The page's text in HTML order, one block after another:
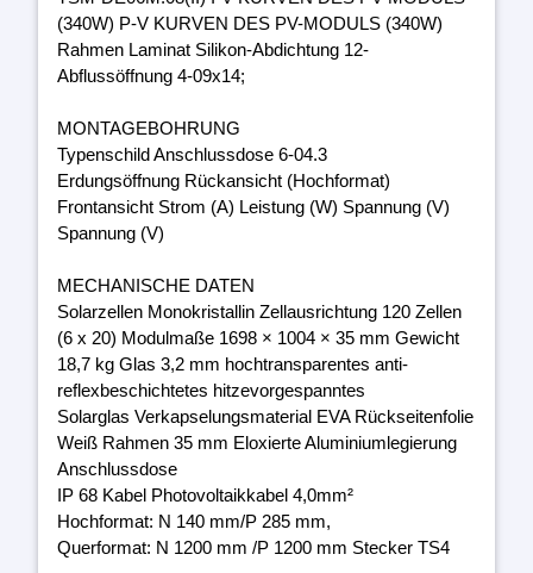
(340W) P-V KURVEN DES PV-MODULS (340W)
Rahmen Laminat Silikon-Abdichtung 12-
Abflussöffnung 4-09x14;
MONTAGEBOHRUNG
Typenschild Anschlussdose 6-04.3
Erdungsöffnung Rückansicht (Hochformat)
Frontansicht Strom (A) Leistung (W) Spannung (V)
Spannung (V)
MECHANISCHE DATEN
Solarzellen Monokristallin Zellausrichtung 120 Zellen
(6 x 20) Modulmaße 1698 × 1004 × 35 mm Gewicht
18,7 kg Glas 3,2 mm hochtransparentes anti-
reflexbeschichtetes hitzevorgespanntes
Solarglas Verkapselungsmaterial EVA Rückseitenfolie
Weiß Rahmen 35 mm Eloxierte Aluminiumlegierung
Anschlussdose
IP 68 Kabel Photovoltaikkabel 4,0mm²
Hochformat: N 140 mm/P 285 mm,
Querformat: N 1200 mm /P 1200 mm Stecker TS4